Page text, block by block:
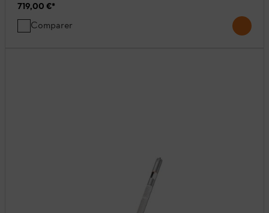
719,00 €*
Comparer